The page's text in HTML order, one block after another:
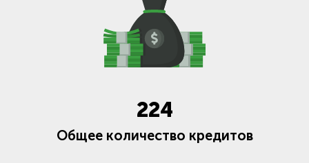
224
Общее количество кредитов